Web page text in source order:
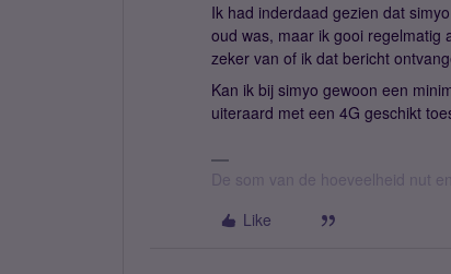
Ik had inderdaad gezien dat
oud was, maar ik gooi regelmatig
zeker van of ik dat bericht
Kan ik bij simyo gewoon een
uiteraard met een 4G geschikt
De som van de hoeveelheid nut
Like